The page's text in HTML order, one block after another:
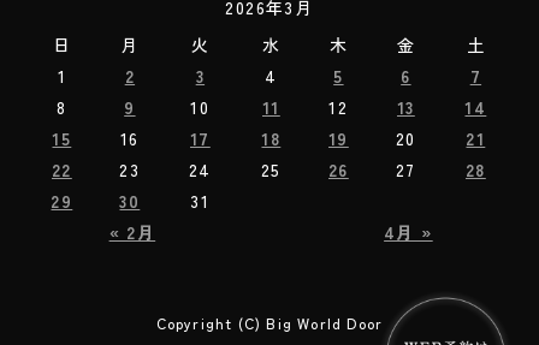
2026年3月
日
月 火 水 木 金 土
« 2月 4月 »
1 2 3 4 5 6
7
8
9 10 11 12 13
14
15
16 17 18 19 20
21
22
23 24 25 26 27
28
29
30 31
Copyright (C) Big World Door